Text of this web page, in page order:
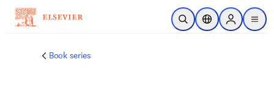
Saltar al contenido principal
Abrir búsqueda
Selector deSign in to
menu
Book series